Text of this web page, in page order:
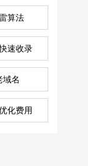
算法
速收录
域名
化费用